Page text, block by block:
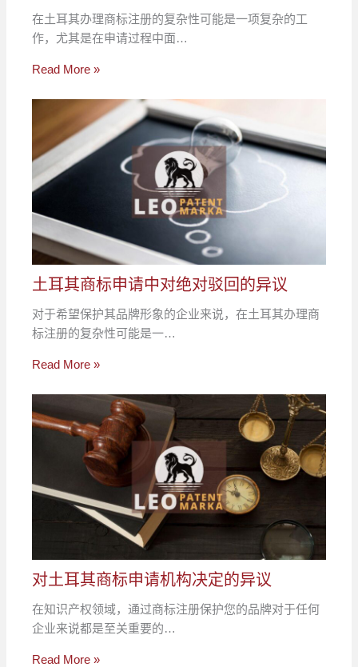
在土耳其办理商标注册的复杂性可能是一项复杂的工
作，尤其是在申请过程中面…
Read More »
土耳其商标申请中对绝对驳回的异议
对于希望保护其品牌形象的企业来说，在土耳其办理商
标注册的复杂性可能是一…
Read More »
对土耳其商标申请机构决定的异议
在知识产权领域，通过商标注册保护您的品牌对于任何
企业来说都是至关重要的…
Read More »